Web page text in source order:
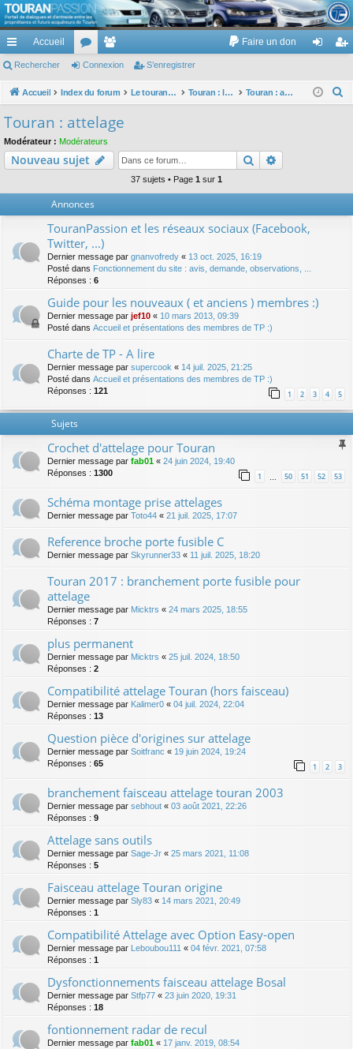
TouranPassion
Le forum des propriétaires ou futurs acquéreurs du Volkswagen Touran
cc
ès
pi
de
Accueil
or
u
e
m
Faire un don
ne nr
Rechercher Connexion S’enregistrer
Accueil Index du forum Le touran dans ses versions I (V1 V2 V3) et II ... Touran : les équipements électriques et électroniques Touran : attelage
c
Touran : attelage
Modérateur : Modérateurs
Nouveau sujet Rechercher
37 sujets • Page 1 sur 1
Annonces
TouranPassion et les réseaux sociaux (Facebook,
Twitter, ...)
Dernier message par gnanvofredy « 13 oct. 2025, 16:19
Posté dans Fonctionnement du site : avis, demande, observations, ...
Réponses : 6
Guide pour les nouveaux ( et anciens ) membres :)
Dernier message par jef10 « 10 mars 2013, 09:39
Posté dans Accueil et présentations des membres de TP :)
Charte de TP - A lire
Dernier message par supercook « 14 juil. 2025, 21:25
Posté dans Accueil et présentations des membres de TP :)
Réponses : 121 1 2 3 4 5
Sujets
Crochet d'attelage pour Touran
Dernier message par fab01 « 24 juin 2024, 19:40
Réponses : 1300 1 … 50 51 52 53
Schéma montage prise attelages
Dernier message par Toto44 « 21 juil. 2025, 17:07
Reference broche porte fusible C
Dernier message par Skyrunner33 « 11 juil. 2025, 18:20
Touran 2017 : branchement porte fusible pour
attelage
Dernier message par Micktrs « 24 mars 2025, 18:55
Réponses : 7
plus permanent
Dernier message par Micktrs « 25 juil. 2024, 18:50
Réponses : 2
Compatibilité attelage Touran (hors faisceau)
Dernier message par Kalimer0 « 04 juil. 2024, 22:04
Réponses : 13
Question pièce d'origines sur attelage
Dernier message par Soitfranc « 19 juin 2024, 19:24
Réponses : 65 1 2 3
branchement faisceau attelage touran 2003
Dernier message par sebhout « 03 août 2021, 22:26
Réponses : 9
Attelage sans outils
Dernier message par Sage-Jr « 25 mars 2021, 11:08
Réponses : 5
Faisceau attelage Touran origine
Dernier message par Sly83 « 14 mars 2021, 20:49
Réponses : 1
Compatibilité Attelage avec Option Easy-open
Dernier message par Leboubou111 « 04 févr. 2021, 07:58
Réponses : 1
Dysfonctionnements faisceau attelage Bosal
Dernier message par Stfp77 « 23 juin 2020, 19:31
Réponses : 18
fontionnement radar de recul
Dernier message par fab01 « 17 janv. 2019, 08:54